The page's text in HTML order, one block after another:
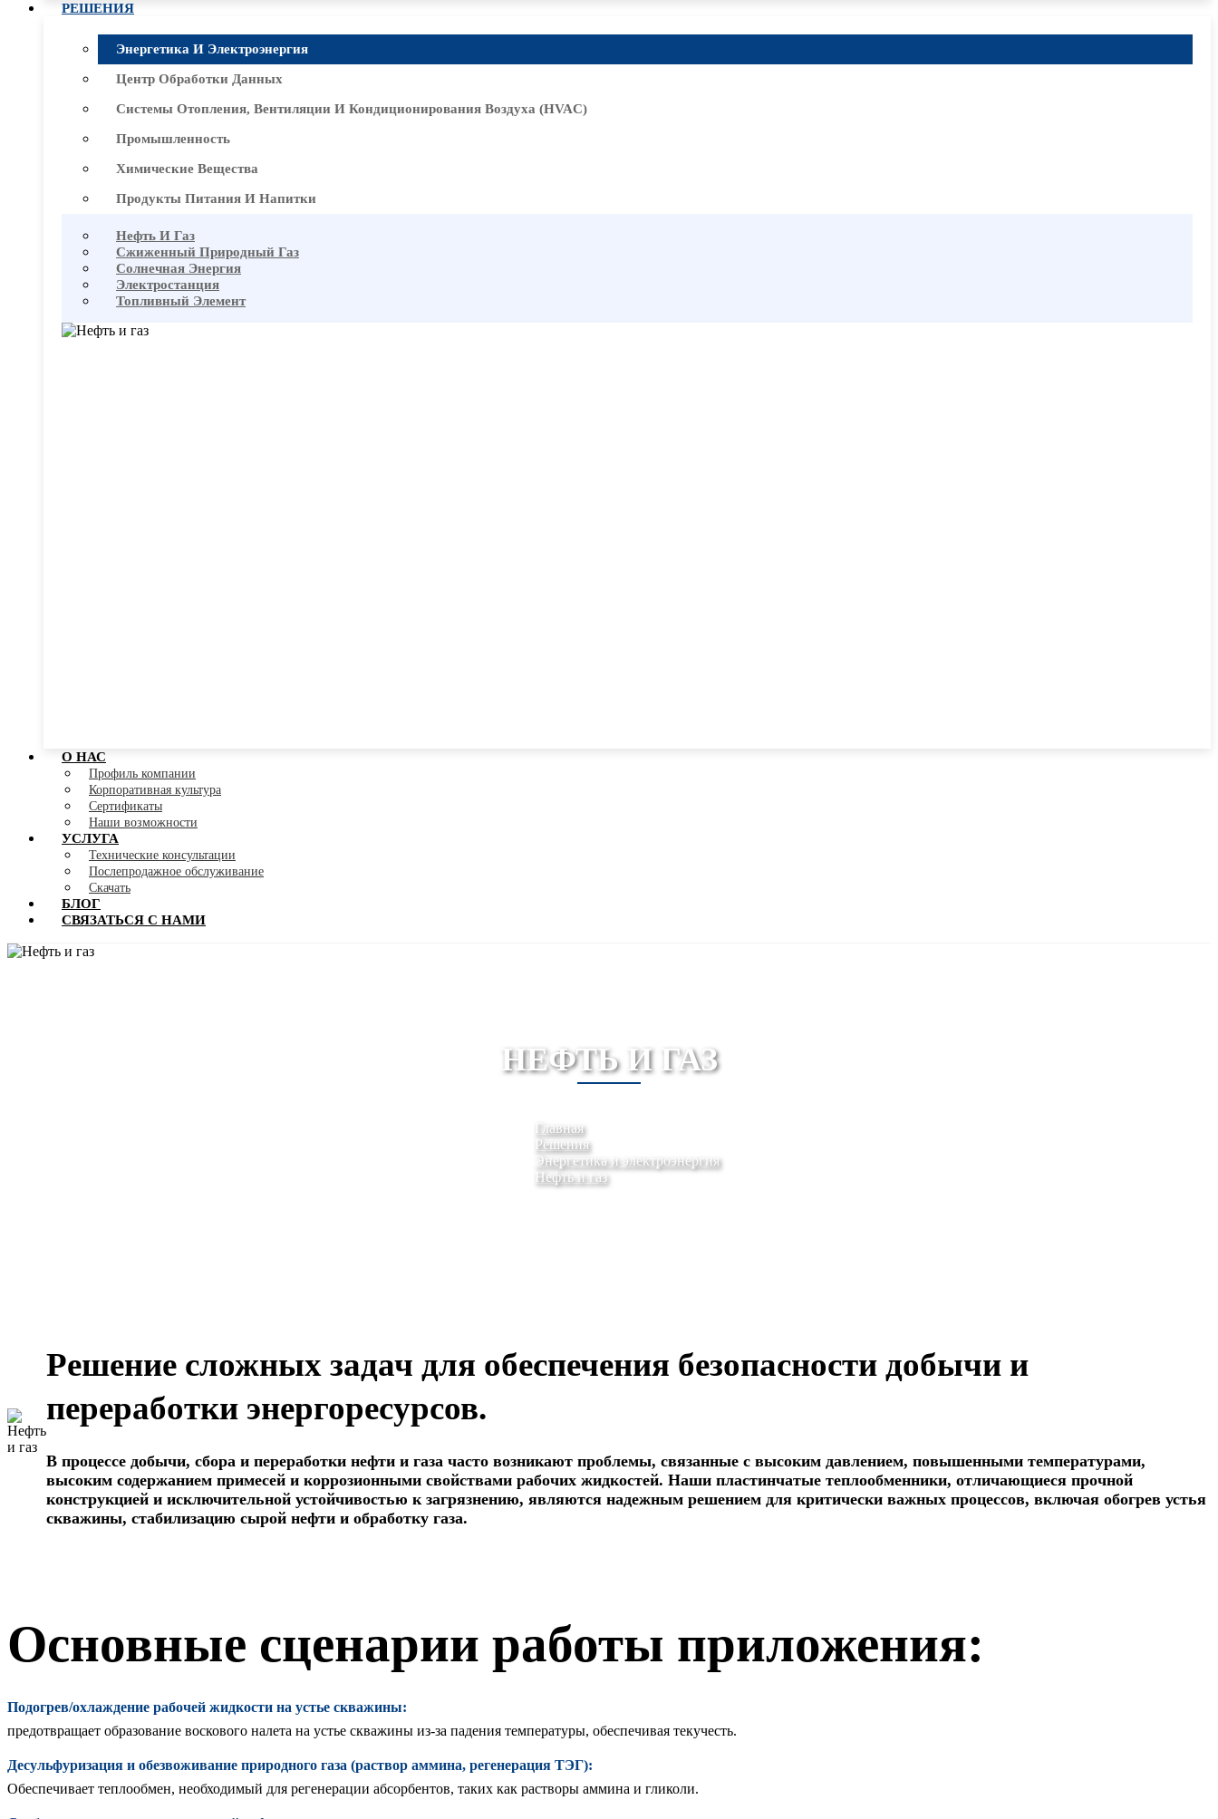
РЕШЕНИЯ
Энергетика И Электроэнергия
Центр Обработки Данных
Системы Отопления, Вентиляции И Кондиционирования Воздуха (HVAC)
Промышленность
Химические Вещества
Продукты Питания И Напитки
Нефть И Газ
Сжиженный Природный Газ
Солнечная Энергия
Электростанция
Топливный Элемент
О НАС
Профиль компании
Корпоративная культура
Сертификаты
Наши возможности
УСЛУГА
Технические консультации
Послепродажное обслуживание
Скачать
БЛОГ
СВЯЗАТЬСЯ С НАМИ
НЕФТЬ И ГАЗ
Главная
Решения
Энергетика и электроэнергия
Нефть и газ
Решение сложных задач для обеспечения безопасности добычи и
переработки энергоресурсов.
В процессе добычи, сбора и переработки нефти и газа часто возникают проблемы, связанные с высоким давлением, повышенными температурами,
высоким содержанием примесей и коррозионными свойствами рабочих жидкостей. Наши пластинчатые теплообменники, отличающиеся прочной
конструкцией и исключительной устойчивостью к загрязнению, являются надежным решением для критически важных процессов, включая обогрев устья
скважины, стабилизацию сырой нефти и обработку газа.
Основные сценарии работы приложения:
Подогрев/охлаждение рабочей жидкости на устье скважины:
предотвращает образование воскового налета на устье скважины из-за падения температуры, обеспечивая текучесть.
Десульфуризация и обезвоживание природного газа (раствор аммина, регенерация ТЭГ):
Обеспечивает теплообмен, необходимый для регенерации абсорбентов, таких как растворы аммина и гликоли.